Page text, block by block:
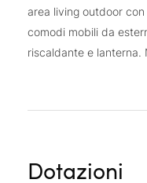
area living outdoor
comodi mobili da
riscaldante e lanterna.
Dotazioni